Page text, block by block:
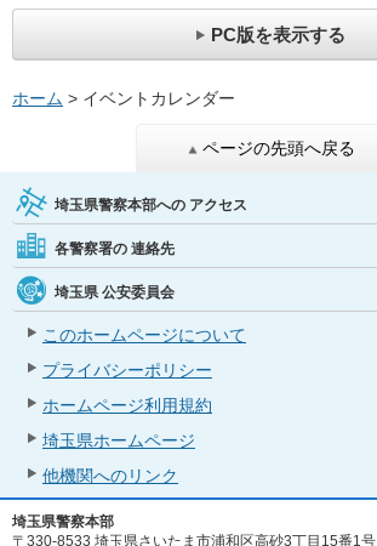
PC版を表示する
ホーム > イベントカレンダー
ページの先頭へ戻る
埼玉県警察本部への アクセス
各警察署の 連絡先
埼玉県 公安委員会
このホームページについて
プライバシーポリシー
ホームページ利用規約
埼玉県ホームページ
他機関へのリンク
埼玉県警察本部
〒330-8533 埼玉県さいたま市浦和区高砂3丁目15番1号